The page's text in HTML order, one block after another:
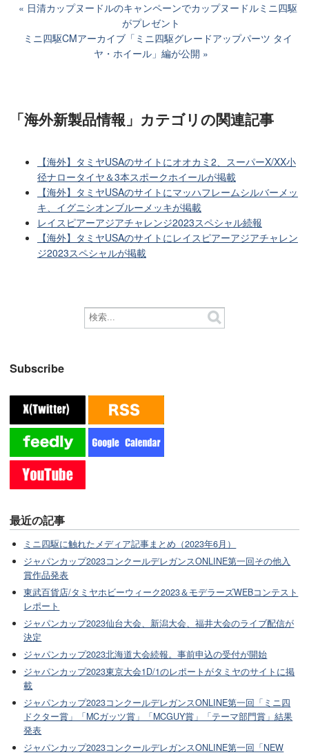
日清カップヌードルのキャンペーンでカップヌードルミニ四駆
がプレゼント
ミニ四駆CMアーカイブ「ミニ四駆グレードアップパーツ タイ
ヤ・ホイール」編が公開
「海外新製品情報」カテゴリの関連記事
【海外】タミヤUSAのサイトにオオカミ2、スーパーX/XX小
径ナロータイヤ＆3本スポークホイールが掲載
【海外】タミヤUSAのサイトにマッハフレームシルバーメッ
キ、イグニシオンブルーメッキが掲載
レイスピアーアジアチャレンジ2023スペシャル続報
【海外】タミヤUSAのサイトにレイスピアーアジアチャレン
ジ2023スペシャルが掲載
Subscribe
最近の記事
ミニ四駆に触れたメディア記事まとめ（2023年6月）
ジャパンカップ2023コンクールデレガンスONLINE第一回その他入
賞作品発表
東武百貨店/タミヤホビーウィーク2023＆モデラーズWEBコンテスト
レポート
ジャパンカップ2023仙台大会、新潟大会、福井大会のライブ配信が
決定
ジャパンカップ2023北海道大会続報。事前申込の受付が開始
ジャパンカップ2023東京大会1D/1のレポートがタミヤのサイトに掲
載
ジャパンカップ2023コンクールデレガンスONLINE第一回「ミニ四
ドクター賞」「MCガッツ賞」「MCGUY賞」「テーマ部門賞」結果
発表
ジャパンカップ2023コンクールデレガンスONLINE第一回「NEW